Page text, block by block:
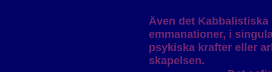
Även det
emmanationer, i
psykiska krafter eller
skapelsen.